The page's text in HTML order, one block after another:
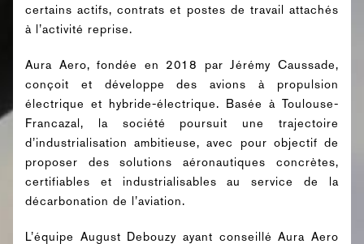
certains actifs, contrats et postes de travail attachés
à l’activité reprise.
Aura Aero, fondée en 2018 par Jérémy Caussade,
conçoit et développe des avions à propulsion
électrique et hybride-électrique. Basée à Toulouse-
Francazal, la société poursuit une trajectoire
d’industrialisation ambitieuse, avec pour objectif de
proposer des solutions aéronautiques concrètes,
certifiables et industrialisables au service de la
décarbonation de l’aviation.
L’équipe August Debouzy ayant conseillé Aura Aero